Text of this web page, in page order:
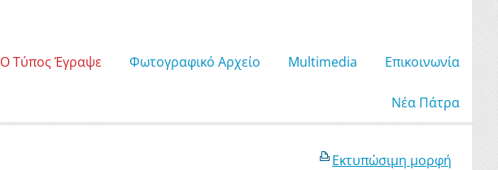
Ο Τύπος Έγραψε Φωτογραφικό Αρχείο Μultimedia Επικοινωνία
Νέα Πάτρα
Εκτυπώσιμη μορφή